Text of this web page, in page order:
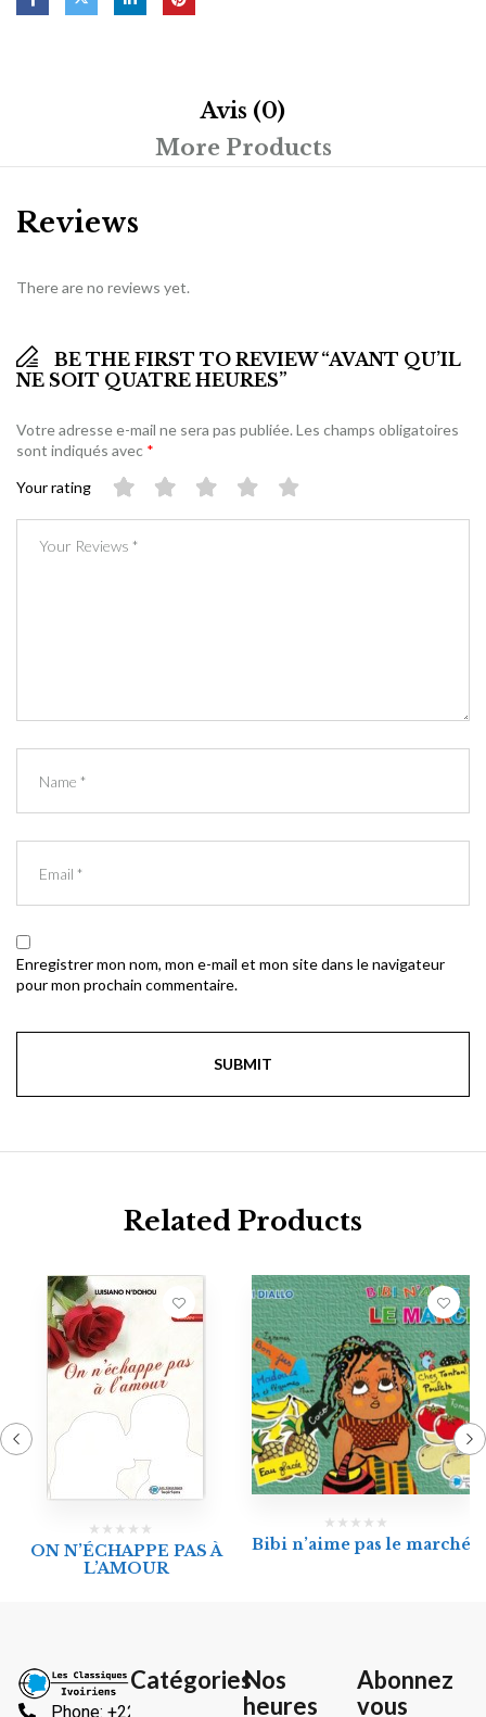
Avis (0)
More Products
Reviews
There are no reviews yet.
BE THE FIRST TO REVIEW “AVANT QU’IL
NE SOIT QUATRE HEURES”
Votre adresse e-mail ne sera pas publiée.Les champs obligatoires
sont indiqués avec *
Your rating
Enregistrer mon nom, mon e-mail et mon site dans le navigateur
pour mon prochain commentaire.
Related Products
ON N’ÉCHAPPE PAS À
L’AMOUR
Bibi n’aime pas le marché
Phone: +225
CatégoriesNos
heures
Abonnez
vous